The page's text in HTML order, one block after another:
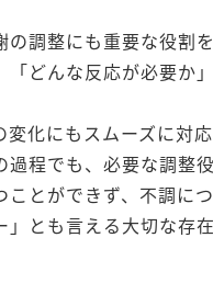
調整にも重要な役割を
どんな反応が必要か
化にもスムーズに対応
程でも、必要な調整
とができず、不調につ
とも言える大切な存在